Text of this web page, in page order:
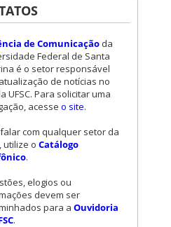
de Comunicação da
Federal de Santa
é o setor responsável
de notícias no
UFSC. Para solicitar uma
acesse o site.
com qualquer setor da
utilize o Catálogo
.
elogios ou
devem ser
para a Ouvidoria
.